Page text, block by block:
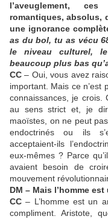
l’aveuglement, ces
romantiques, absolus,
une ignorance
as du bol, tu as vécu
le niveau culturel,
beaucoup plus bas
CC – Oui, vous avez
important. Mais ce n’est
connaissances, je crois.
au sens strict et, je
maoïstes, on ne peut
endoctrinés ou ils
acceptaient-ils
eux-mêmes ? Parce
avaient besoin de
mouvement
DM – Mais l’homme
CC – L’homme est un
compliment. Aristote,